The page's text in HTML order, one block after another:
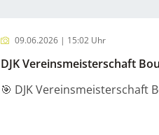
09.06.2026 | 15:02 Uhr
DJK Vereinsmeisterschaft
🎯 DJK Vereinsmeisterschaft